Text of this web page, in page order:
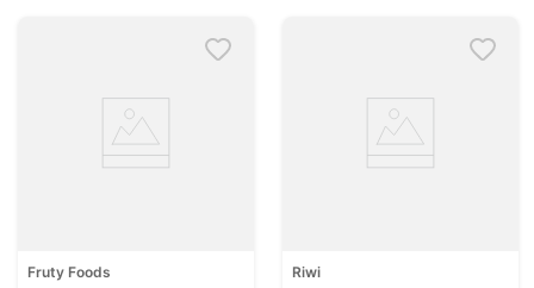
Fruty Foods Riwi